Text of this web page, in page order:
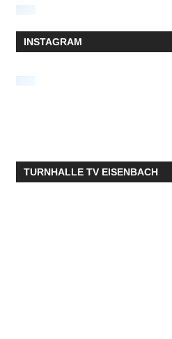
INSTAGRAM
TURNHALLE TV EISENBACH